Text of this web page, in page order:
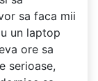
sa faca mii
un laptop
ore sa
serioase,